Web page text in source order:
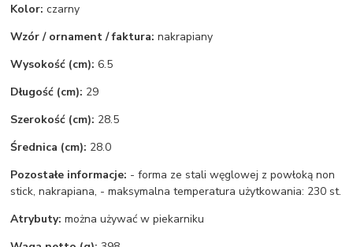
Kolor: czarny
Wzór / ornament / faktura: nakrapiany
Wysokość (cm): 6.5
Długość (cm): 29
Szerokość (cm): 28.5
Średnica (cm): 28.0
Pozostałe informacje: - forma ze stali węglowej z powłoką non
stick, nakrapiana, - maksymalna temperatura użytkowania: 230 st.
Atrybuty: można używać w piekarniku